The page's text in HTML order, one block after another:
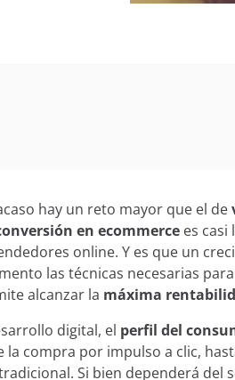
hay un reto mayor que el de
en ecommerce es casi
online. Y es que un
las técnicas necesarias
alcanzar la máxima
digital, el perfil del
la compra por impulso a clic,
Si bien dependerá del